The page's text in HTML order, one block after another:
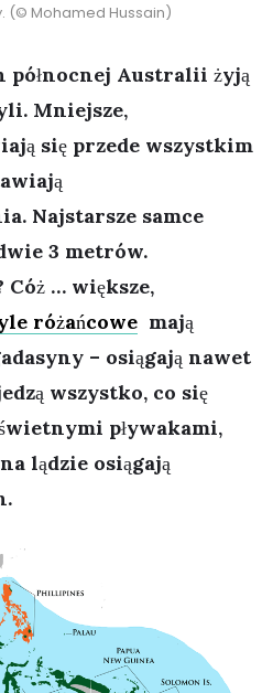
(© Mohamed Hussain)
północnej Australii żyją
Mniejsze,
się przede wszystkim
Najstarsze samce
3 metrów.
Cóż … większe,
różańcowe mają
– osiągają nawet
wszystko, co się
pływakami,
lądzie osiągają